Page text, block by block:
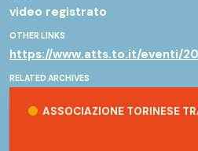
video registrato
OTHER LINKS
RELATED ARCHIVES
ASSOCIAZIONE TORINESE